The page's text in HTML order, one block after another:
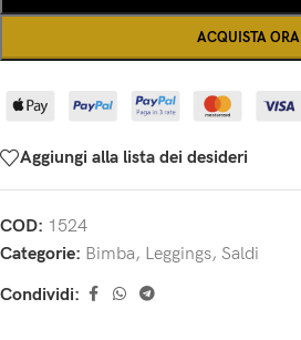
ACQUISTA ORA
Aggiungi alla lista dei desideri
COD: 1524
Categorie: Bimba, Leggings, Saldi
Condividi: